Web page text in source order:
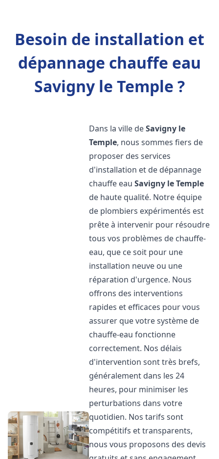
Besoin de installation et
dépannage chauffe eau
Savigny le Temple ?
Dans la ville deSavigny le
Temple, nous sommes fiers de
proposer des services
d'installation et de dépannage
chauffe eauSavigny le Temple
de haute qualité. Notre équipe
de plombiers expérimentés est
prête à intervenir pour résoudre
tous vos problèmes de chauffe-
eau, que ce soit pour une
installation neuve ou une
réparation d'urgence. Nous
offrons des interventions
rapides et efficaces pour vous
assurer que votre système de
chauffe-eau fonctionne
correctement. Nos délais
d'intervention sont très brefs,
généralement dans les 24
heures, pour minimiser les
perturbations dans votre
quotidien. Nos tarifs sont
compétitifs et transparents,
nous vous proposons des devis